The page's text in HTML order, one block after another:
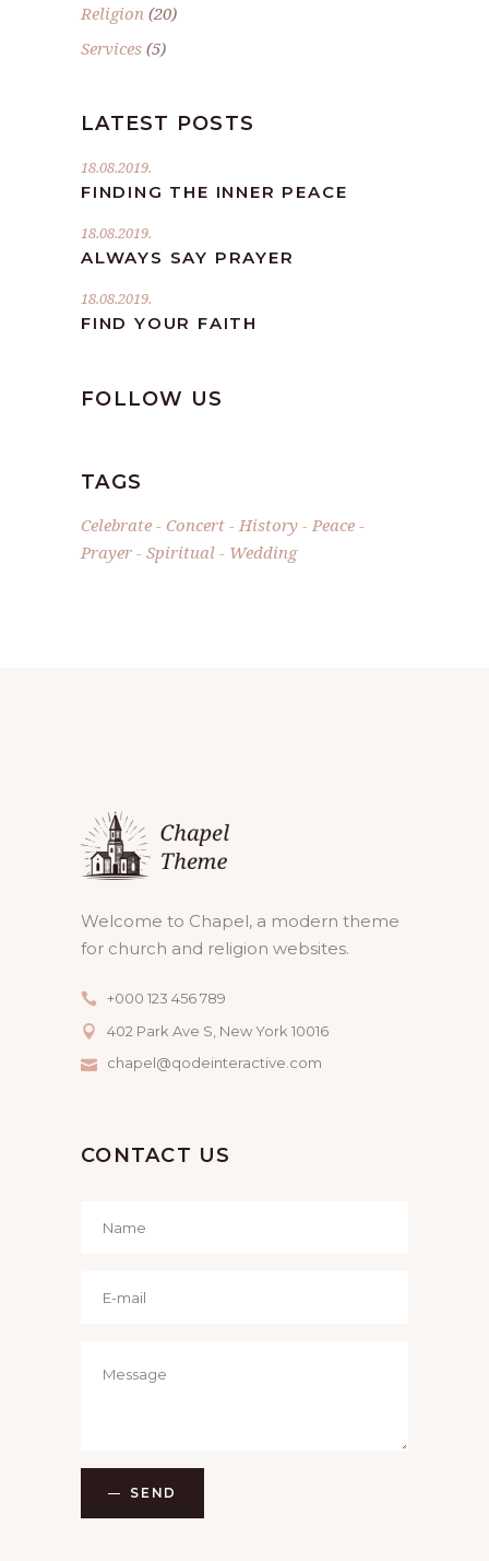
Religion (20)
Services (5)
LATEST POSTS
18.08.2019.
FINDING THE INNER PEACE
18.08.2019.
ALWAYS SAY PRAYER
18.08.2019.
FIND YOUR FAITH
FOLLOW US
TAGS
Celebrate Concert History
Peace
Prayer
Spiritual Wedding
Welcome to Chapel, a modern theme
for church and religion websites.
+000 123 456 789
402 Park Ave S, New York 10016
chapel@qodeinteractive.com
CONTACT US
SEND